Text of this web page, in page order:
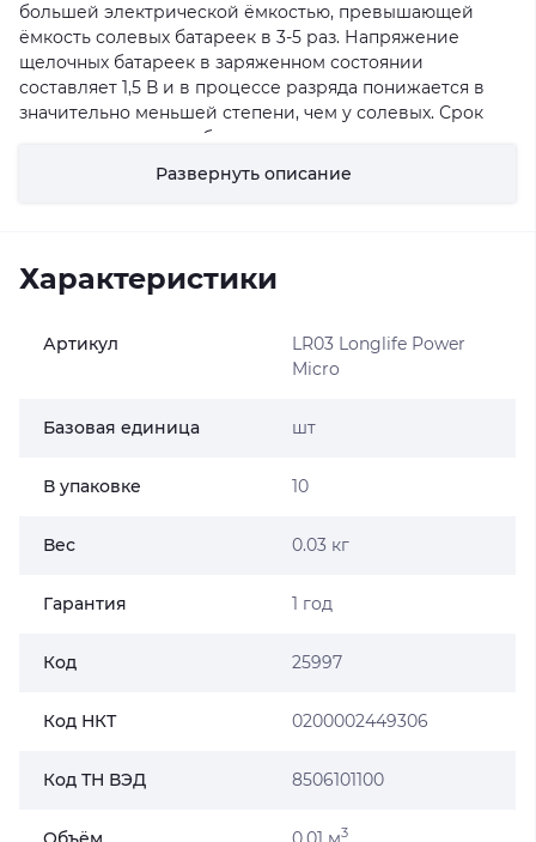
большей электрической ёмкостью, превышающей
ёмкость солевых батареек в 3-5 раз. Напряжение
щелочных батареек в заряженном состоянии
составляет 1,5 В и в процессе разряда понижается в
значительно меньшей степени, чем у солевых. Срок
хранения щелочных батареек значительно дольше.
Основные характеристики:
Диаметр - 10,5 мм
Вес - 11,4 гр
Развернуть описание
Характеристики
Артикул
LR03 Longlife Power
Micro
Базовая единица шт
В упаковке 10
Вес 0.03 кг
Гарантия 1 год
Код 25997
Код НКТ 0200002449306
Код ТН ВЭД 8506101100
3